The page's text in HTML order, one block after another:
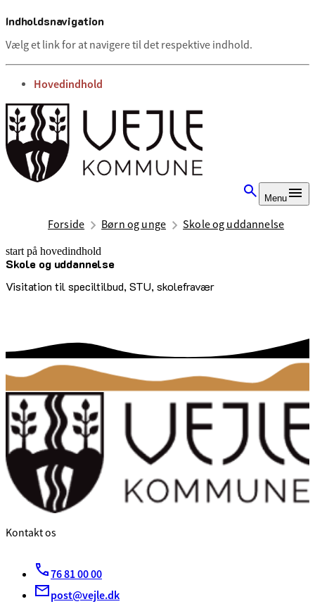
Indholdsnavigation
Vælg et link for at navigere til det respektive indhold.
gå til
Hovedindhold
Menu
Forside Børn og unge Skole og uddannelse
start på hovedindhold
Skole og uddannelse
Visitation til speciltilbud, STU, skolefravær
senest opdateret 5. maj 2025
Kontakt os
76 81 00 00
post@vejle.dk